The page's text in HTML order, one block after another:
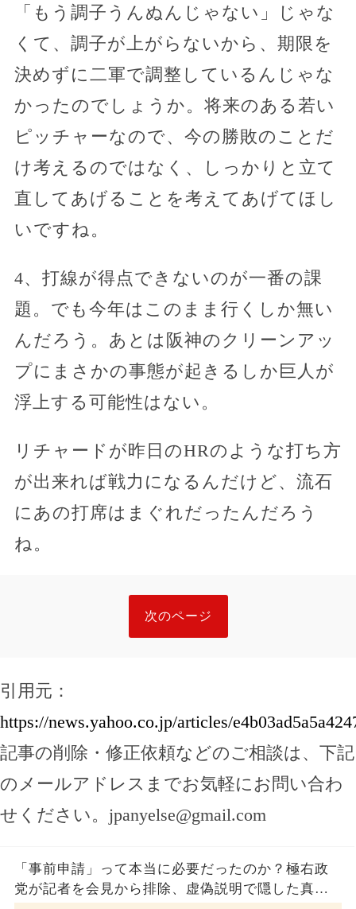
「もう調子うんぬんじゃない」じゃな
くて、調子が上がらないから、期限を
決めずに二軍で調整しているんじゃな
かったのでしょうか。将来のある若い
ピッチャーなので、今の勝敗のことだ
け考えるのではなく、しっかりと立て
直してあげることを考えてあげてほし
いですね。
4、打線が得点できないのが一番の課
題。でも今年はこのまま行くしか無い
んだろう。あとは阪神のクリーンアッ
プにまさかの事態が起きるしか巨人が
浮上する可能性はない。
リチャードが昨日のHRのような打ち方
が出来れば戦力になるんだけど、流石
にあの打席はまぐれだったんだろう
ね。
次のページ
引用元：
https://news.yahoo.co.jp/articles/
記事の削除・修正依頼などのご相談は、下記
のメールアドレスまでお気軽にお問い合わ
せください。 jpanyelse@gmail.com
「事前申請」って本当に必要だったのか？極右政
党が記者を会見から排除、虚偽説明で隠した真実